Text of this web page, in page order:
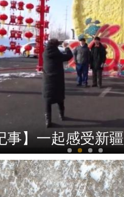
事】一起感受新